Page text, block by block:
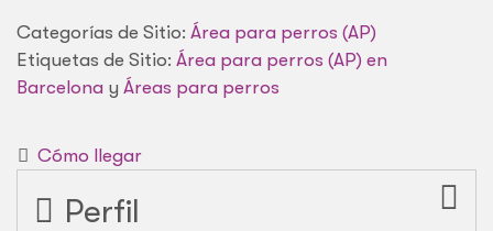
Categorías de Sitio: Área para perros (AP)
Etiquetas de Sitio: Área para perros (AP) en
Barcelona y Áreas para perros
Cómo llegar
Perfil